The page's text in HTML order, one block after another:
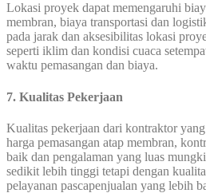
Lokasi proyek dapat memengaruhi
membran, biaya transportasi dan
pada jarak dan aksesibilitas lokasi
seperti iklim dan kondisi cuaca
waktu pemasangan dan biaya.
7. Kualitas Pekerjaan
Kualitas pekerjaan dari kontraktor
harga pemasangan atap membran,
baik dan pengalaman yang luas
sedikit lebih tinggi tetapi dengan
pelayanan pascapenjualan yang lebih